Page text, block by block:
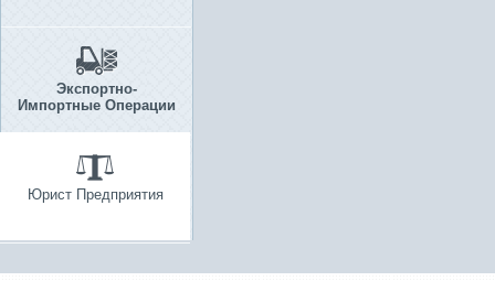
Экспортно-
Импортные Операции
Юрист Предприятия